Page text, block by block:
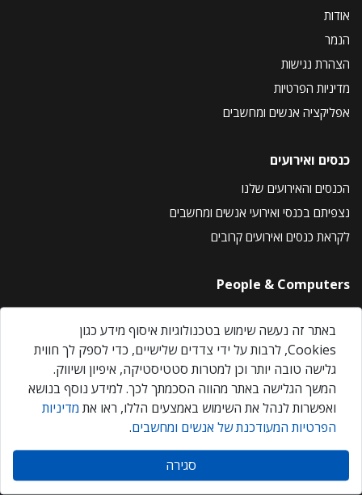
אודות
הנמר
הצהרת נגישות
מדיניות הפרטיות
אפליקציה אנשים ומחשבים
כנסים ואירועים
הכנסים והאירועים שלנו
נצפיתם בכנסי ואירועי אנשים ומחשבים
לקראת כנסים ואירועים קרובים
People & Computers
About Us
Privacy Policy
Contact Us
Our Events
אנשים ומחשבים © 2026 – כל הזכויות שמורות
באתר זה נעשה שימוש בטכנולוגיות איסוף מידע כגון
Cookies, לרבות על ידי צדדים שלישיים, כדי לספק לך חווית
גלישה טובה יותר וכן למטרות סטטיסטיקה, איפיון ושיווק.
המשך הגלישה באתר מהווה הסכמתך לכך. למידע נוסף בנושא
ואפשרות לנהל את השימוש באמצעים הללו, ראו את מדיניות
הפרטיות המעודכנת של אנשים ומחשבים.
סגירה